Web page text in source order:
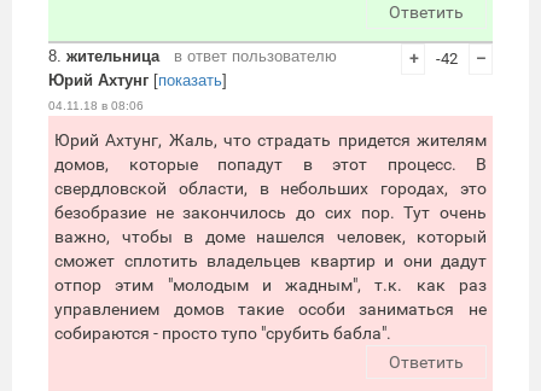
Ответить
8. жительница
в ответ пользователю
Юрий Ахтунг [показать]
04.11.18 в 08:06
+ -42 –
Юрий Ахтунг, Жаль, что страдать придется жителям
домов, которые попадут в этот процесс. В
свердловской области, в небольших городах, это
безобразие не закончилось до сих пор. Тут очень
важно, чтобы в доме нашелся человек, который
сможет сплотить владельцев квартир и они дадут
отпор этим "молодым и жадным", т.к. как раз
управлением домов такие особи заниматься не
собираются - просто тупо "срубить бабла".
Ответить